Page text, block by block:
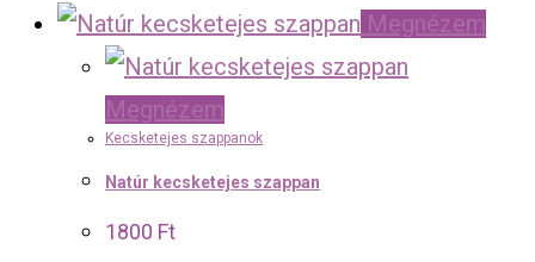
Megnézem
Megnézem
Kecsketejes szappanok
Natúr kecsketejes szappan
1800 Ft